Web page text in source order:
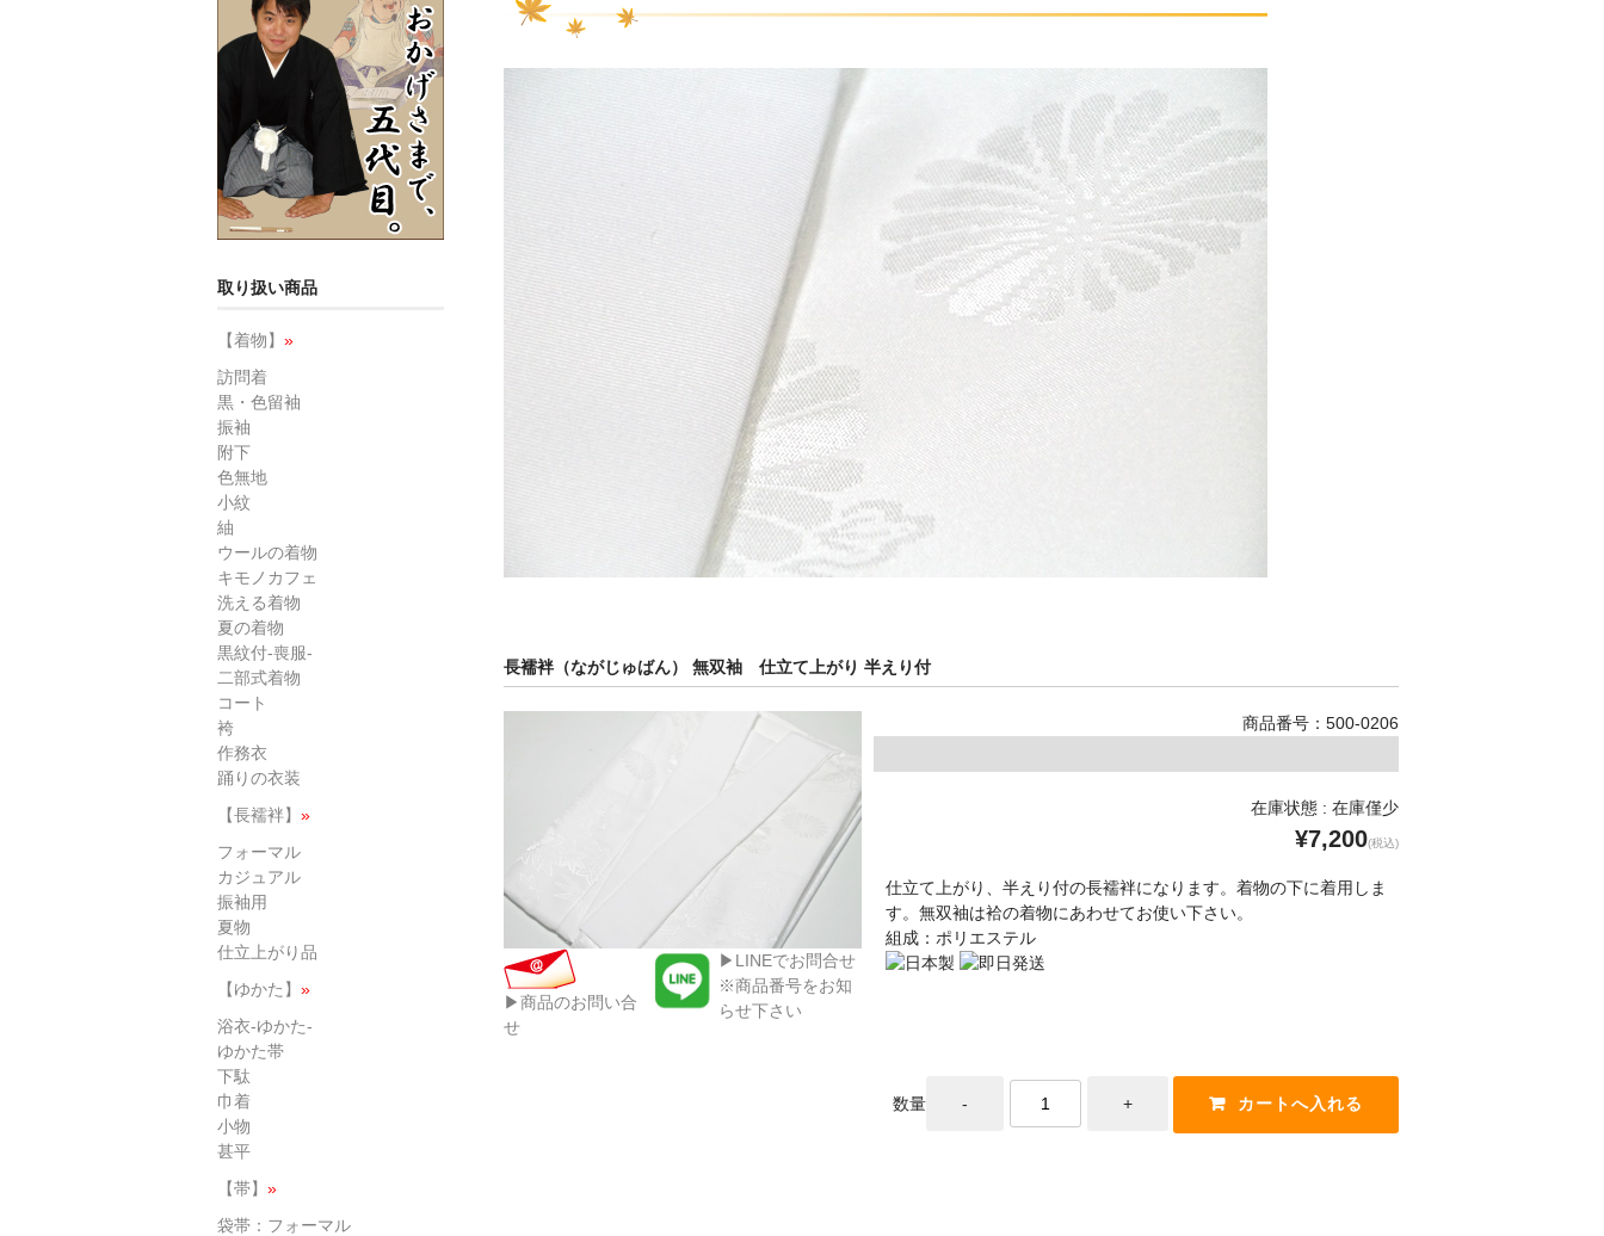
長襦袢（ながじゅばん） 無双袖 仕立て上がり 半えり付
▶商品のお問い合
せ
▶LINEでお問合せ
※商品番号をお知
らせ下さい
商品番号：500-0206
在庫状態 : 在庫僅少
¥7,200(税込)
仕立て上がり、半えり付の長襦袢になります。着物の下に着用しま
す。無双袖は袷の着物にあわせてお使い下さい。
組成：ポリエステル
数量
取り扱い商品
【着物】 »
訪問着
黒・色留袖
振袖
附下
色無地
小紋
紬
ウールの着物
キモノカフェ
洗える着物
夏の着物
黒紋付-喪服-
二部式着物
コート
袴
作務衣
踊りの衣装
【長襦袢】 »
フォーマル
カジュアル
振袖用
夏物
仕立上がり品
【ゆかた】 »
浴衣-ゆかた-
ゆかた帯
下駄
巾着
小物
甚平
【帯】 »
袋帯：フォーマル